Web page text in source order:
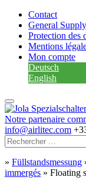
Contact
General
Protection des
Mentions
Mon compte
Deutsch
English
Notre partenaire
info@airlitec.com
» Füllstandsmessung
immergés » Floating